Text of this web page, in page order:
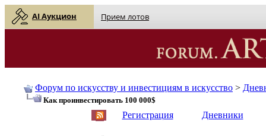
AI Аукцион Прием лотов
Форум по искусству и инвестициям в искусство >
Как проинвестировать 100 000$
Регистрация Дневники